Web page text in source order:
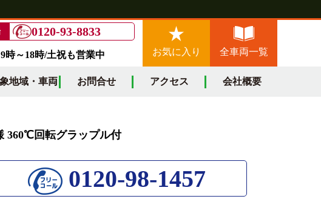
0120-93-8833
9時～18時/土祝も営業中 お気に入り 全車両一覧
地域・車両 お問合せ アクセス 会社概要
360℃回転グラップル付
0120-98-1457